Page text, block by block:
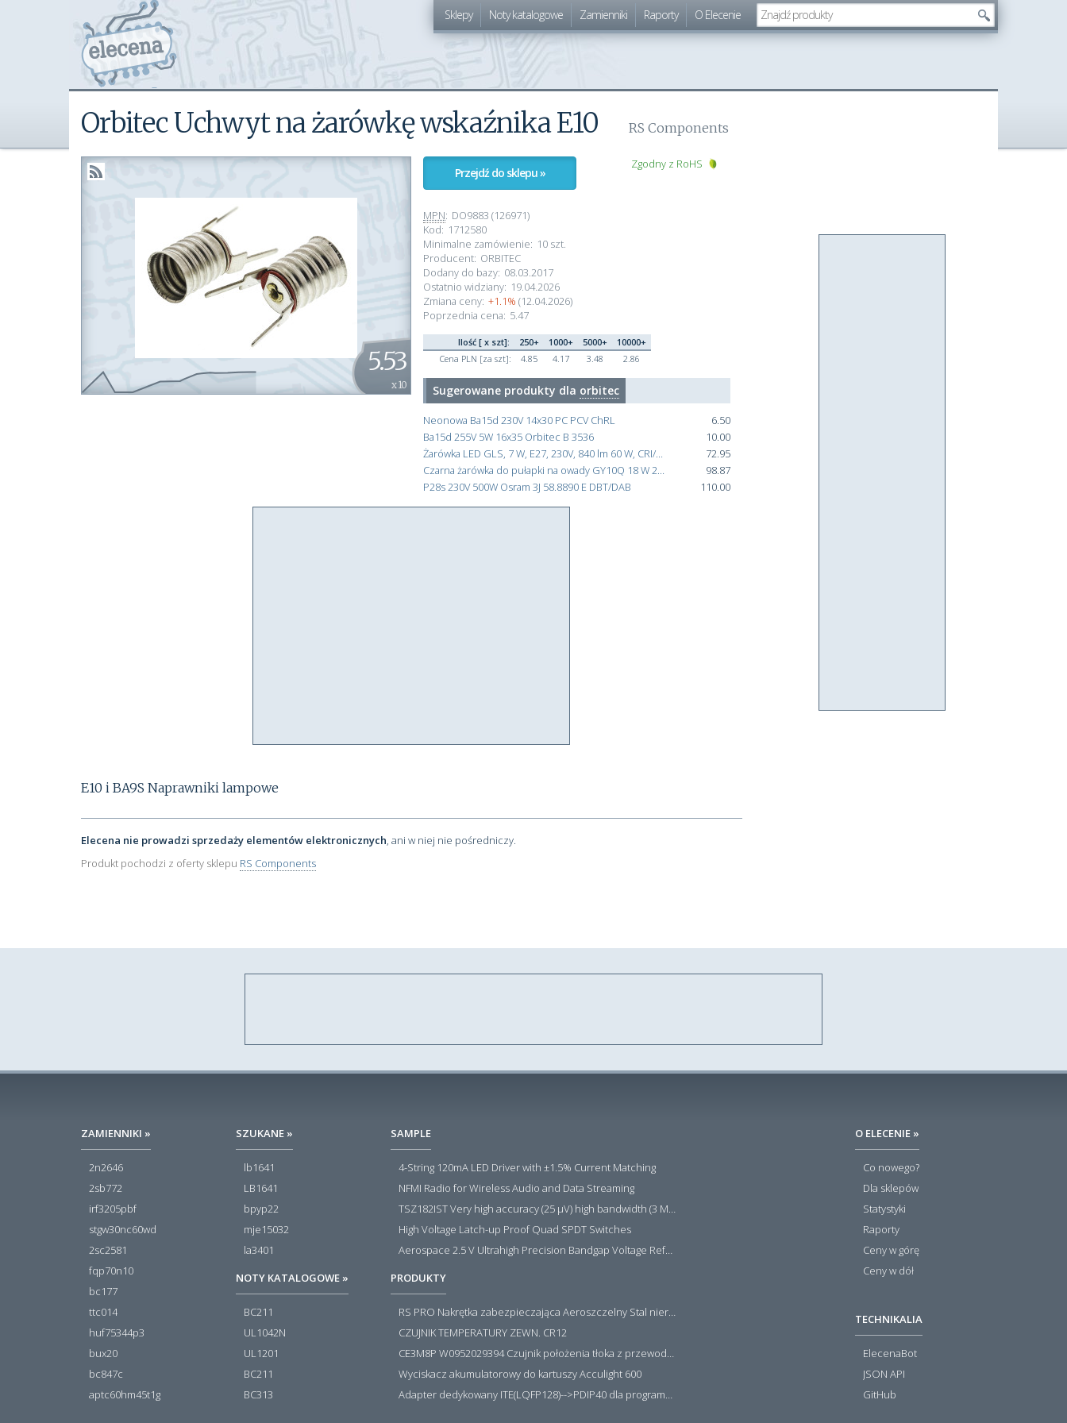
Sklepy Noty katalogowe Zamienniki Raporty O Elecenie
Orbitec Uchwyt na żarówkę wskaźnika E10 RS Components
5.53
x 10
Przejdź do sklepu »
Zgodny z RoHS
MPN: DO9883 (126971)
Kod: 1712580
Minimalne zamówienie: 10 szt.
Producent: ORBITEC
Dodany do bazy: 08.03.2017
Ostatnio widziany: 19.04.2026
Zmiana ceny: +1.1% (12.04.2026)
Poprzednia cena: 5.47
Ilość [ x szt]: 250+ 1000+ 5000+
10000+
Cena PLN [za szt]:
4.85 4.17 3.48 2.86
Sugerowane produkty dla orbitec
Neonowa Ba15d 230V 14x30 PC PCV ChRL
6.50
Ba15d 255V 5W 16x35 Orbitec B 3536
10.00
72.95
98.87
P28s 230V 500W Osram 3J 58.8890 E DBT/DAB
110.00
E10 i BA9S Naprawniki lampowe
Elecena nie prowadzi sprzedaży elementów elektronicznych, ani w niej nie pośredniczy.
Produkt pochodzi z oferty sklepu RS Components
ZAMIENNIKI »
2n2646
2sb772
irf3205pbf
stgw30nc60wd
2sc2581
fqp70n10
bc177
ttc014
huf75344p3
bux20
bc847c
aptc60hm45t1g
SZUKANE »
lb1641
LB1641
bpyp22
mje15032
la3401
NOTY KATALOGOWE »
BC211
UL1042N
UL1201
BC211
BC313
SAMPLE
4-String 120mA LED Driver with ±1.5% Current Matching
NFMI Radio for Wireless Audio and Data Streaming
TSZ182IST Very high accuracy (25 µV) high bandwidth (3 MHz) zero drift 5 V operational amplifiers
High Voltage Latch-up Proof Quad SPDT Switches
Aerospace 2.5 V Ultrahigh Precision Bandgap Voltage Reference
PRODUKTY
RS PRO Nakrętka zabezpieczająca Aeroszczelny Stal nierdzewna 316 Zwykłe
CZUJNIK TEMPERATURY ZEWN. CR12
CE3M8P W0952029394 Czujnik położenia tłoka z przewodem i złączem M8, PNP NO, 10...30VDC, 100mA, METALWORK, METAL WORK jak MZT1-0
Wyciskacz akumulatorowy do kartuszy Acculight 600
Adapter dedykowany ITE(LQFP128)-->PDIP40 dla programatora RT809H/RT809F (simple)
O ELECENIE »
Co nowego?
Dla sklepów
Statystyki
Raporty
Ceny w górę
Ceny w dół
TECHNIKALIA
ElecenaBot
JSON API
GitHub